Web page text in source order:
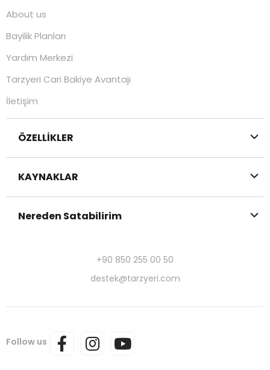
About us
Bayilik Planları
Yardım Merkezi
Tarzyeri Cari Bakiye Avantajı
İletişim
ÖZELLİKLER
KAYNAKLAR
Nereden Satabilirim
+90 850 255 00 50
destek@tarzyeri.com
Follow us